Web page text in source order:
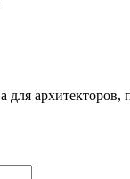
для архитекторов,